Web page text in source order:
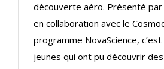
découverte aéro. Présenté
en collaboration avec le
programme NovaScience,
jeunes qui ont pu découvrir